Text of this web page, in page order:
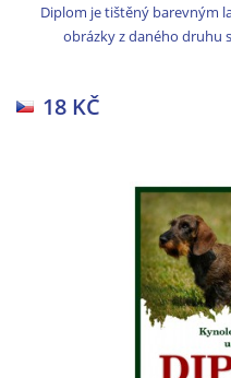
Diplom je tištěný barevným
obrázky z daného druhu
18 KČ